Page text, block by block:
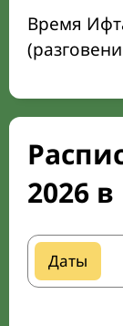
Время
2026
Даты